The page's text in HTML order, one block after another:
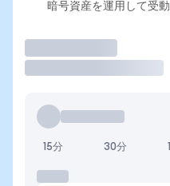
暗号資産を運用して受
15分 30分